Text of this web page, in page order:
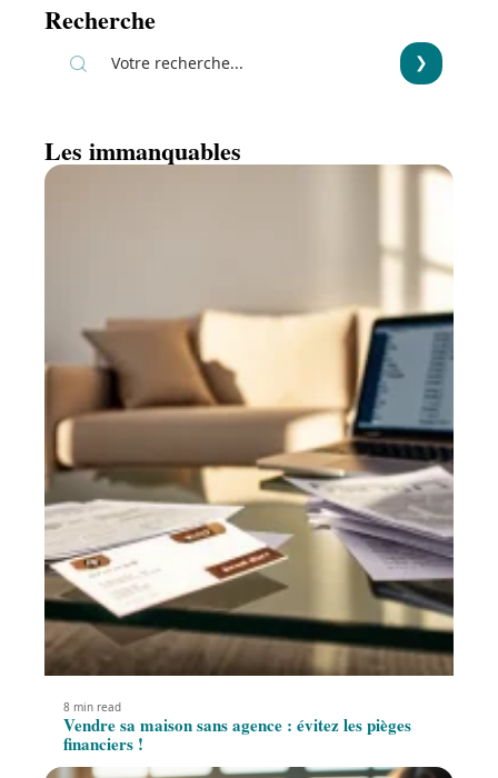
Recherche
Les immanquables
8 min read
Vendre sa maison sans agence : évitez les pièges
financiers !